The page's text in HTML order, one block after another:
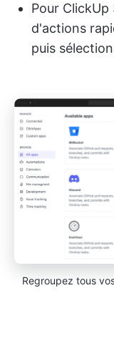
Pour ClickUp
d'actions
puis
Regroupez tous